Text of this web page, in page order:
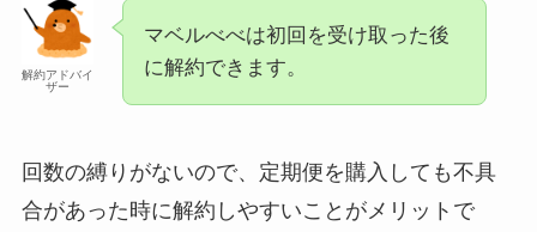
解約アドバイ
ザー
マベルべべは初回を受け取った後
に解約できます。
回数の縛りがないので、定期便を購入しても不具
合があった時に解約しやすいことがメリットで